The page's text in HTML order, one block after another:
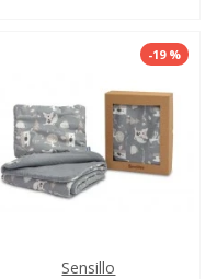
-19 %
Sensillo